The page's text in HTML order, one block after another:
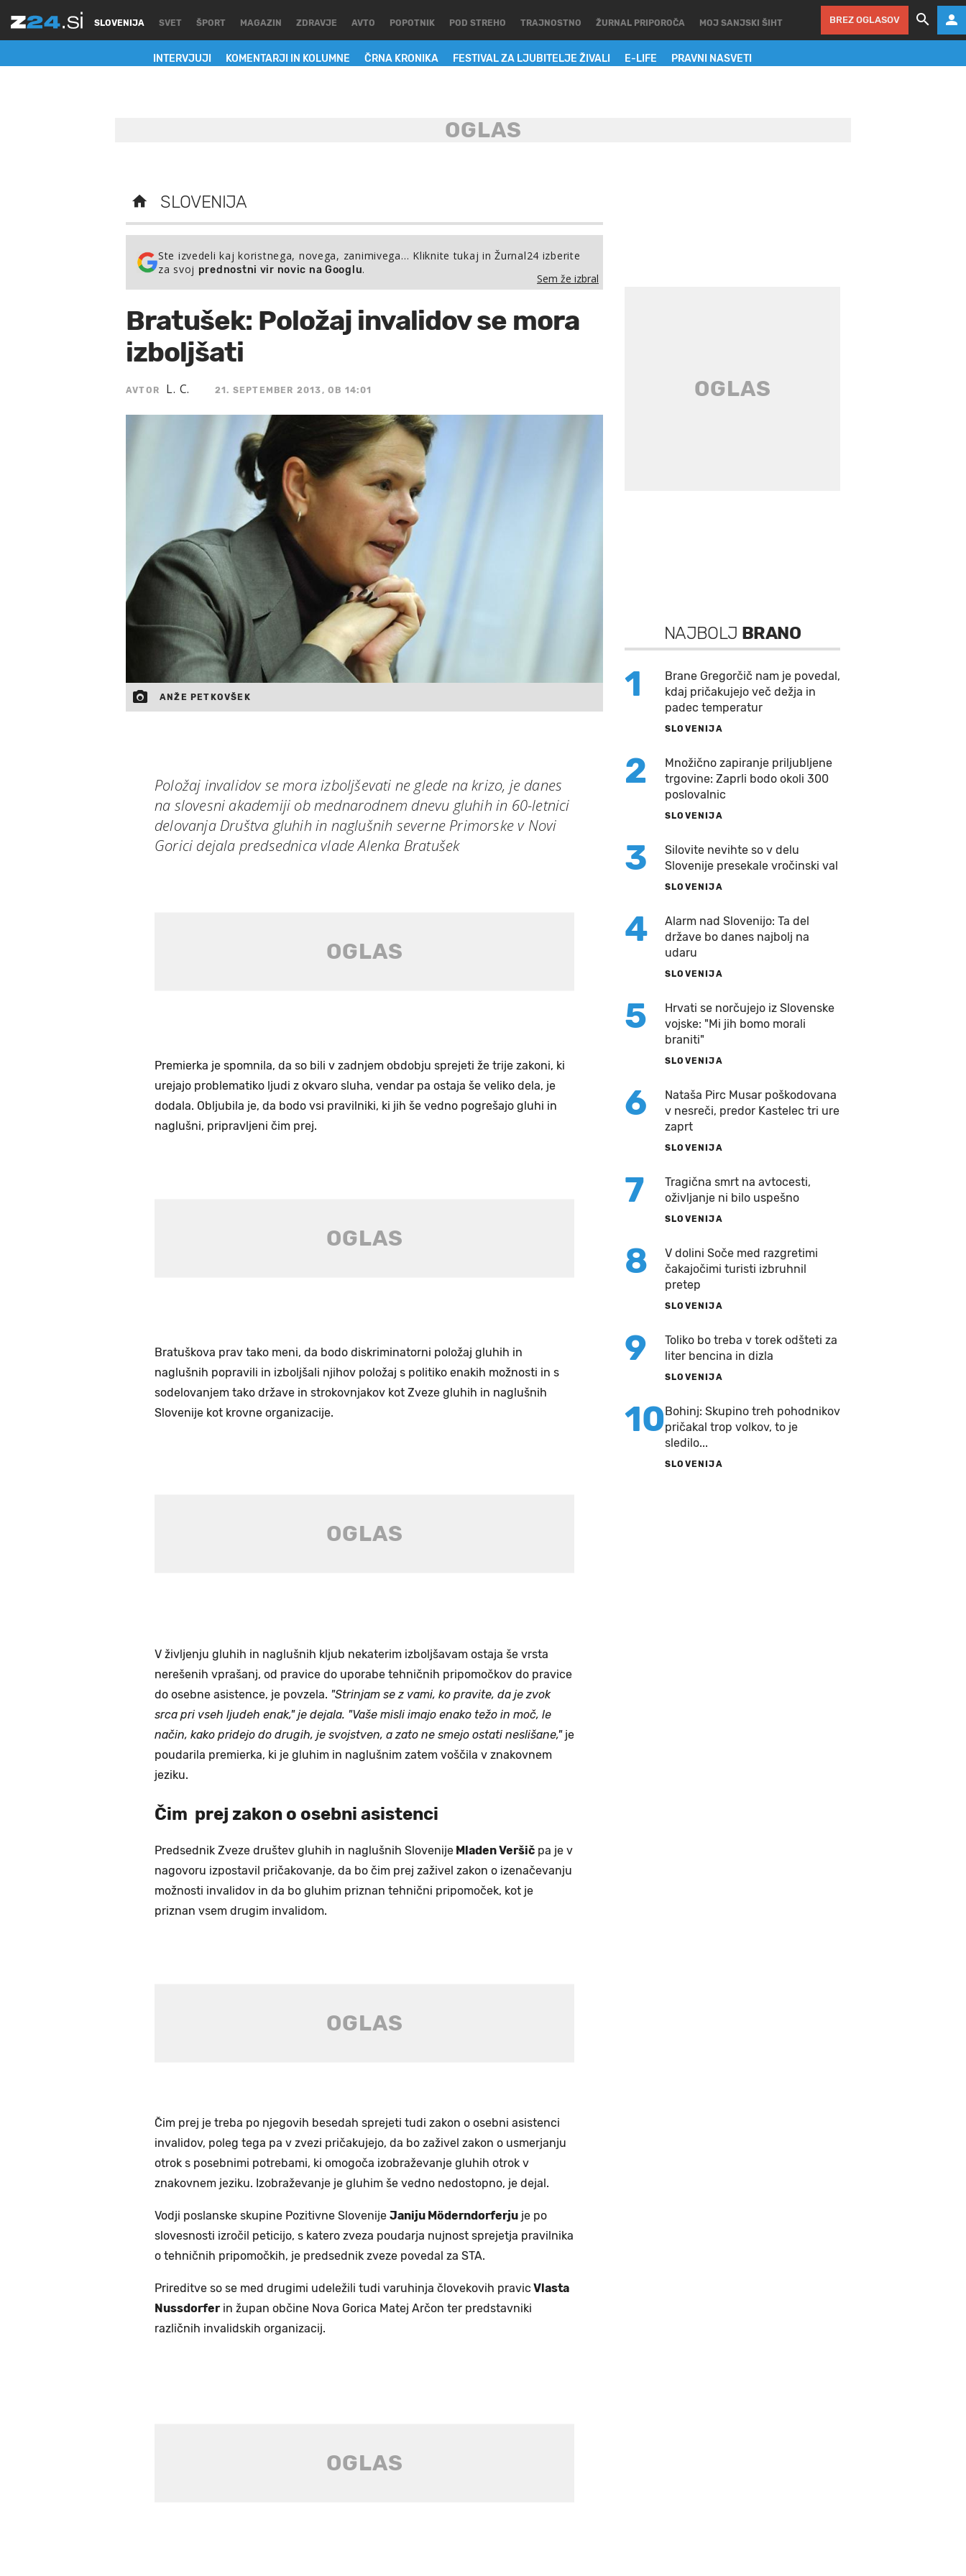
SLOVENIJA
INTERVJUJI KOMENTARJI IN KOLUMNE ČRNA KRONIKA FESTIVAL ZA LJUBITELJE ŽIVALI E-LIFE PRAVNI NASVETI
SVET ŠPORT MAGAZIN ZDRAVJE AVTO POPOTNIK POD STREHO TRAJNOSTNO ŽURNAL PRIPOROČA MOJ SANJSKI ŠIHT BREZ OGLASOV
SLOVENIJA
Ste izvedeli kaj koristnega, novega, zanimivega… Kliknite tukaj in Žurnal24 izberite
za svoj prednostni vir novic na Googlu.
Sem že izbral
Bratušek: Položaj invalidov se mora
izboljšati
AVTOR L. C. 21. SEPTEMBER 2013, OB 14:01
ANŽE PETKOVŠEK
Položaj invalidov se mora izboljševati ne glede na krizo, je danes
na slovesni akademiji ob mednarodnem dnevu gluhih in 60-letnici
delovanja Društva gluhih in naglušnih severne Primorske v Novi
Gorici dejala predsednica vlade Alenka Bratušek
Premierka je spomnila, da so bili v zadnjem obdobju sprejeti že trije zakoni, ki
urejajo problematiko ljudi z okvaro sluha, vendar pa ostaja še veliko dela, je
dodala. Obljubila je, da bodo vsi pravilniki, ki jih še vedno pogrešajo gluhi in
naglušni, pripravljeni čim prej.
Bratuškova prav tako meni, da bodo diskriminatorni položaj gluhih in
naglušnih popravili in izboljšali njihov položaj s politiko enakih možnosti in s
sodelovanjem tako države in strokovnjakov kot Zveze gluhih in naglušnih
Slovenije kot krovne organizacije.
V življenju gluhih in naglušnih kljub nekaterim izboljšavam ostaja še vrsta
nerešenih vprašanj, od pravice do uporabe tehničnih pripomočkov do pravice
do osebne asistence, je povzela. "Strinjam se z vami, ko pravite, da je zvok
srca pri vseh ljudeh enak," je dejala. "Vaše misli imajo enako težo in moč, le
način, kako pridejo do drugih, je svojstven, a zato ne smejo ostati neslišane,"je
poudarila premierka, ki je gluhim in naglušnim zatem voščila v znakovnem
jeziku.
Čim prej zakon o osebni asistenci
Predsednik Zveze društev gluhih in naglušnih Slovenije Mladen Veršič pa je v
nagovoru izpostavil pričakovanje, da bo čim prej zaživel zakon o izenačevanju
možnosti invalidov in da bo gluhim priznan tehnični pripomoček, kot je
priznan vsem drugim invalidom.
Čim prej je treba po njegovih besedah sprejeti tudi zakon o osebni asistenci
invalidov, poleg tega pa v zvezi pričakujejo, da bo zaživel zakon o usmerjanju
otrok s posebnimi potrebami, ki omogoča izobraževanje gluhih otrok v
znakovnem jeziku. Izobraževanje je gluhim še vedno nedostopno, je dejal.
Vodji poslanske skupine Pozitivne Slovenije Janiju Möderndorferju je po
slovesnosti izročil peticijo, s katero zveza poudarja nujnost sprejetja pravilnika
o tehničnih pripomočkih, je predsednik zveze povedal za STA.
Prireditve so se med drugimi udeležili tudi varuhinja človekovih pravic Vlasta
Nussdorfer in župan občine Nova Gorica Matej Arčon ter predstavniki
različnih invalidskih organizacij.
NAJBOLJ BRANO
1
Brane Gregorčič nam je povedal,
kdaj pričakujejo več dežja in
padec temperatur
SLOVENIJA
2
Množično zapiranje priljubljene
trgovine: Zaprli bodo okoli 300
poslovalnic
SLOVENIJA
3
Silovite nevihte so v delu
Slovenije presekale vročinski val
SLOVENIJA
4
Alarm nad Slovenijo: Ta del
države bo danes najbolj na
udaru
SLOVENIJA
5
Hrvati se norčujejo iz Slovenske
vojske: "Mi jih bomo morali
braniti"
SLOVENIJA
6
Nataša Pirc Musar poškodovana
v nesreči, predor Kastelec tri ure
zaprt
SLOVENIJA
7
Tragična smrt na avtocesti,
oživljanje ni bilo uspešno
SLOVENIJA
8
V dolini Soče med razgretimi
čakajočimi turisti izbruhnil
pretep
SLOVENIJA
9
Toliko bo treba v torek odšteti za
liter bencina in dizla
SLOVENIJA
10Bohinj: Skupino treh pohodnikov
pričakal trop volkov, to je
sledilo...
SLOVENIJA